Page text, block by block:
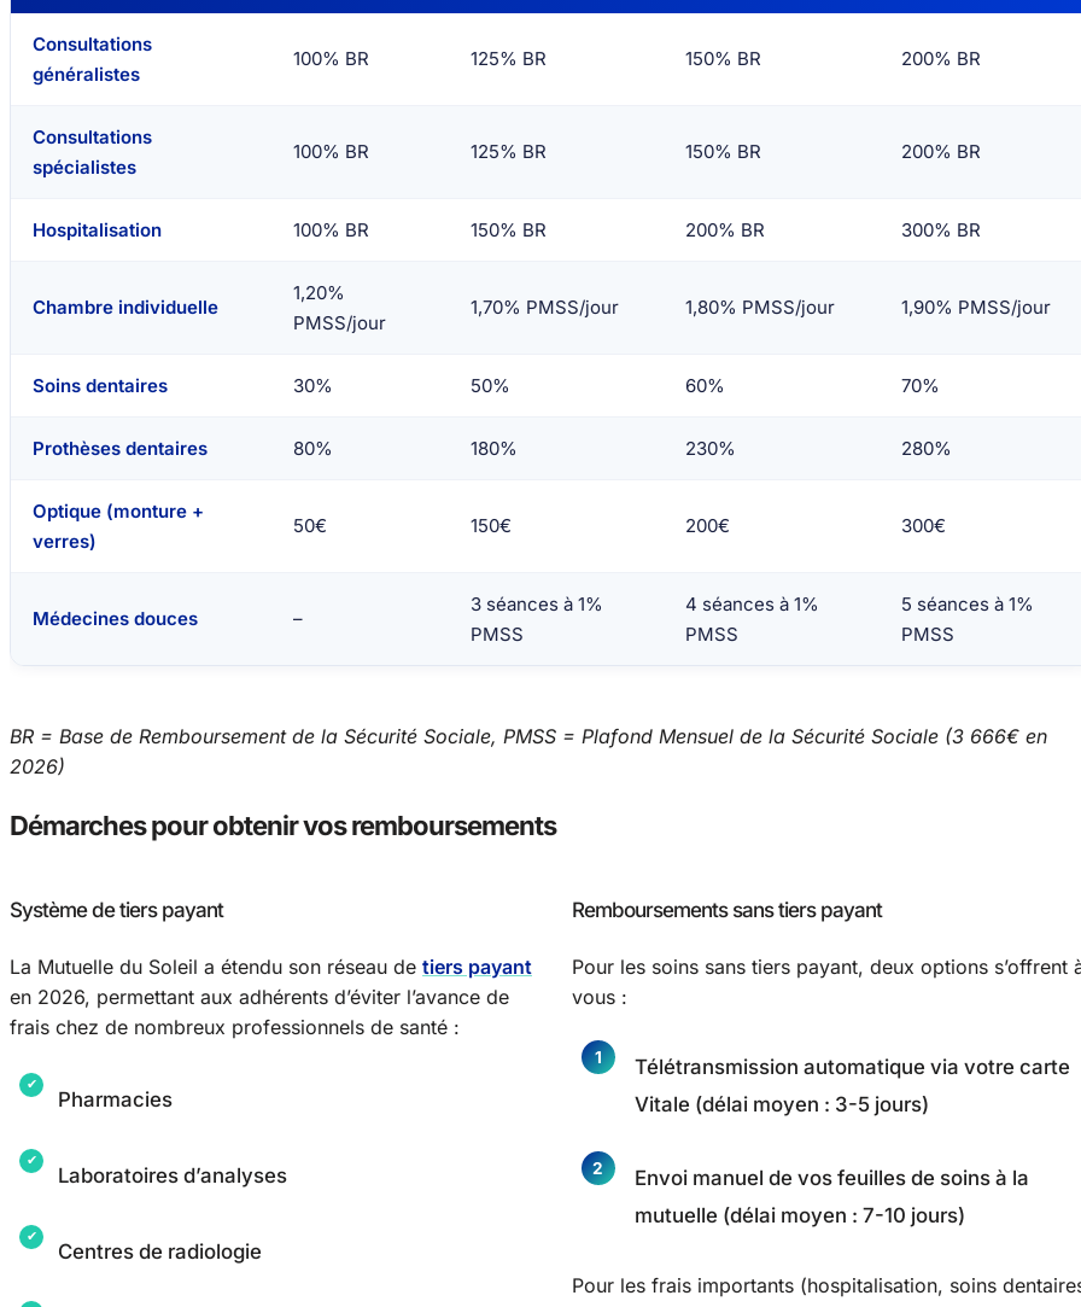
Consultations
généralistes
100% BR 125% BR 150% BR 200% BR
Consultations
spécialistes
100% BR 125% BR 150% BR 200% BR
Hospitalisation 100% BR 150% BR 200% BR 300% BR
Chambre individuelle
1,20%
PMSS/jour
1,70% PMSS/jour 1,80% PMSS/jour 1,90% PMSS/jour
Soins dentaires 30% 50% 60% 70%
Prothèses dentaires 80% 180% 230% 280%
Optique (monture +
verres)
50€ 150€ 200€ 300€
Médecines douces –
3 séances à 1%
PMSS
4 séances à 1%
PMSS
5 séances à 1%
PMSS
BR = Base de Remboursement de la Sécurité Sociale, PMSS = Plafond Mensuel de la Sécurité Sociale (3 666€ en
2026)
Démarches pour obtenir vos remboursements
Système de tiers payant
La Mutuelle du Soleil a étendu son réseau de tiers payant
en 2026, permettant aux adhérents d’éviter l’avance de
frais chez de nombreux professionnels de santé :
Pharmacies
Laboratoires d’analyses
Centres de radiologie
Remboursements sans tiers payant
Pour les soins sans tiers payant, deux options s’offrent
vous :
Télétransmission automatique via votre carte
Vitale (délai moyen : 3-5 jours)
Envoi manuel de vos feuilles de soins à la
mutuelle (délai moyen : 7-10 jours)
Pour les frais importants (hospitalisation, soins